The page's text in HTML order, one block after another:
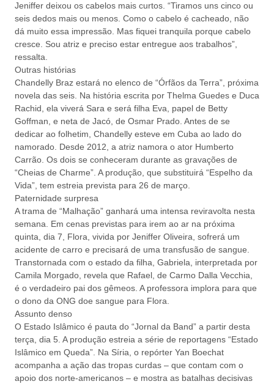
Jeniffer deixou os cabelos mais curtos. “Tiramos uns cinco ou
seis dedos mais ou menos. Como o cabelo é cacheado, não
dá muito essa impressão. Mas fiquei tranquila porque cabelo
cresce. Sou atriz e preciso estar entregue aos trabalhos”,
ressalta.
Outras histórias
Chandelly Braz estará no elenco de “Órfãos da Terra”, próxima
novela das seis. Na história escrita por Thelma Guedes e Duca
Rachid, ela viverá Sara e será filha Eva, papel de Betty
Goffman, e neta de Jacó, de Osmar Prado. Antes de se
dedicar ao folhetim, Chandelly esteve em Cuba ao lado do
namorado. Desde 2012, a atriz namora o ator Humberto
Carrão. Os dois se conheceram durante as gravações de
“Cheias de Charme”. A produção, que substituirá “Espelho da
Vida”, tem estreia prevista para 26 de março.
Paternidade surpresa
A trama de “Malhação” ganhará uma intensa reviravolta nesta
semana. Em cenas previstas para irem ao ar na próxima
quinta, dia 7, Flora, vivida por Jeniffer Oliveira, sofrerá um
acidente de carro e precisará de uma transfusão de sangue.
Transtornada com o estado da filha, Gabriela, interpretada por
Camila Morgado, revela que Rafael, de Carmo Dalla Vecchia,
é o verdadeiro pai dos gêmeos. A professora implora para que
o dono da ONG doe sangue para Flora.
Assunto denso
O Estado Islâmico é pauta do “Jornal da Band” a partir desta
terça, dia 5. A produção estreia a série de reportagens “Estado
Islâmico em Queda”. Na Síria, o repórter Yan Boechat
acompanha a ação das tropas curdas – que contam com o
apoio dos norte-americanos – e mostra as batalhas decisivas